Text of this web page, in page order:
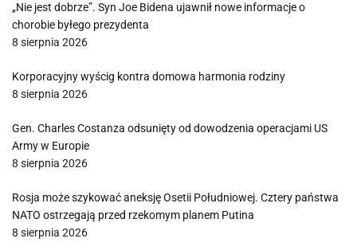
„Nie jest dobrze”. Syn Joe Bidena ujawnił nowe informacje o
chorobie byłego prezydenta
8 sierpnia 2026
Korporacyjny wyścig kontra domowa harmonia rodziny
8 sierpnia 2026
Gen. Charles Costanza odsunięty od dowodzenia operacjami US
Army w Europie
8 sierpnia 2026
Rosja może szykować aneksję Osetii Południowej. Cztery państwa
NATO ostrzegają przed rzekomym planem Putina
8 sierpnia 2026